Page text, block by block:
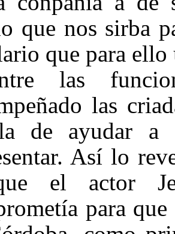
que nos sirba
que para ello
las
las
de ayudar a
Así lo
el actor
para